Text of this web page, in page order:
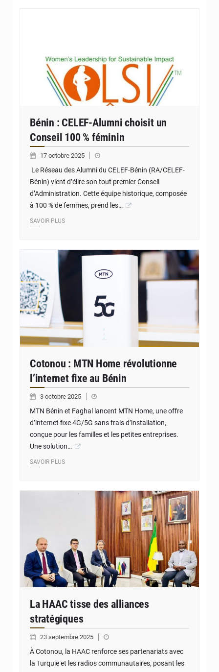
Bénin : CELEF-Alumni choisit un
Conseil 100 % féminin
17 octobre 2025
Le Réseau des Alumni du CELEF-Bénin (RA/CELEF-
Bénin) vient d’élire son tout premier Conseil
d’Administration. Cette équipe historique, composée
à 100 % de femmes, prend les…
SAVOIR PLUS
Cotonou : MTN Home révolutionne
l’internet fixe au Bénin
3 octobre 2025
MTN Bénin et Faghal lancent MTN Home, une offre
d’internet fixe 4G/5G sans frais d’installation,
conçue pour les familles et les petites entreprises.
Une solution…
SAVOIR PLUS
La HAAC tisse des alliances
stratégiques
23 septembre 2025
À Cotonou, la HAAC renforce ses partenariats avec
la Turquie et les radios communautaires, posant les